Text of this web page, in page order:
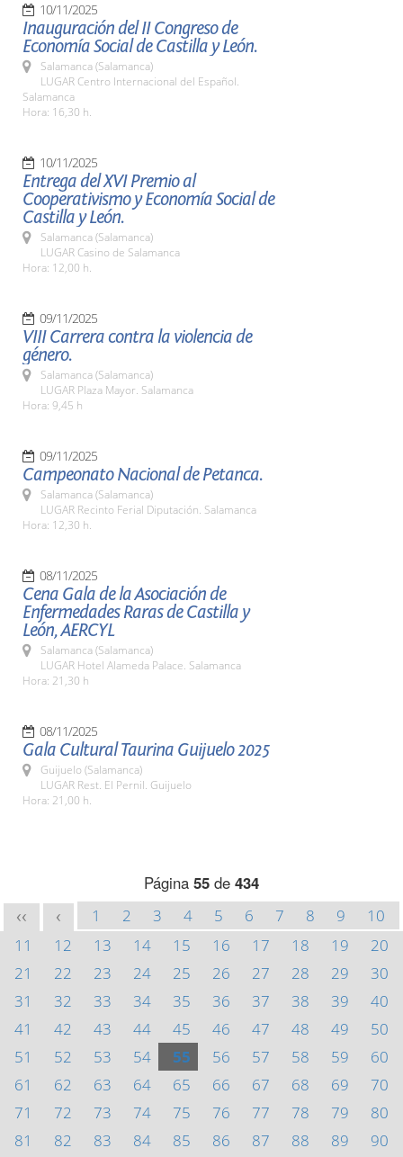
10/11/2025
Inauguración del II Congreso de
Economía Social de Castilla y León.
Salamanca (Salamanca)
LUGAR Centro Internacional del Español.
Salamanca
Hora: 16,30 h.
10/11/2025
Entrega del XVI Premio al
Cooperativismo y Economía Social de
Castilla y León.
Salamanca (Salamanca)
LUGAR Casino de Salamanca
Hora: 12,00 h.
09/11/2025
VIII Carrera contra la violencia de
género.
Salamanca (Salamanca)
LUGAR Plaza Mayor. Salamanca
Hora: 9,45 h
09/11/2025
Campeonato Nacional de Petanca.
Salamanca (Salamanca)
LUGAR Recinto Ferial Diputación. Salamanca
Hora: 12,30 h.
08/11/2025
Cena Gala de la Asociación de
Enfermedades Raras de Castilla y
León, AERCYL
Salamanca (Salamanca)
LUGAR Hotel Alameda Palace. Salamanca
Hora: 21,30 h
08/11/2025
Gala Cultural Taurina Guijuelo 2025
Guijuelo (Salamanca)
LUGAR Rest. El Pernil. Guijuelo
Hora: 21,00 h.
Página 55 de 434
<< < 1 2 3 4 5 6 7 8 9
10
11
12 13 14 15 16 17 18 19
20
21
22 23 24 25 26 27 28 29
30
31
32 33 34 35 36 37 38 39
40
41
42 43 44 45 46 47 48 49
50
51
52 53 54 55 56 57 58 59
60
61
62 63 64 65 66 67 68 69
70
71
72 73 74 75 76 77 78 79
80
81
82 83 84 85 86 87 88 89
90